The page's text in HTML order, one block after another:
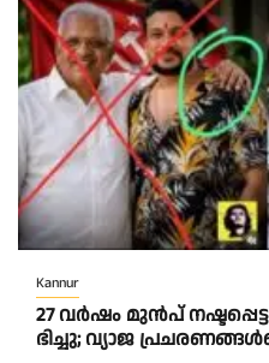
Kannur
27 വ​ർ​ഷം മു​ൻ​പ്
ഭി​ച്ചു; വ്യാ​ജ